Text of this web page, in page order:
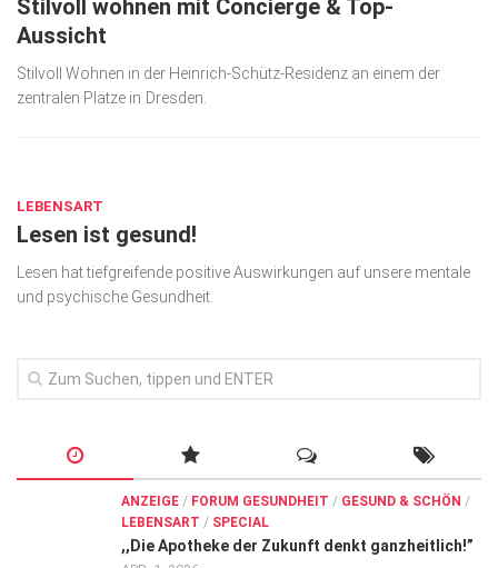
Stilvoll wohnen mit Concierge & Top-
Aussicht
Stilvoll Wohnen in der Heinrich-Schütz-Residenz an einem der
zentralen Plätze in Dresden.
LEBENSART
Lesen ist gesund!
Lesen hat tiefgreifende positive Auswirkungen auf unsere mentale
und psychische Gesund­heit.
ANZEIGE / FORUM GESUNDHEIT / GESUND & SCHÖN /
LEBENSART / SPECIAL
,,Die Apotheke der Zukunft denkt ganzheitlich!”